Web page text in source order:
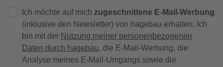
Ich möchte auf mich zugeschnittene E-Mail-Werbung
(inklusive den Newsletter) von hagebau erhalten. Ich
bin mit der Nutzung meiner personenbezogenen
Daten durch hagebau, die E-Mail-Werbung, die
Analyse meines E-Mail-Umgangs sowie die